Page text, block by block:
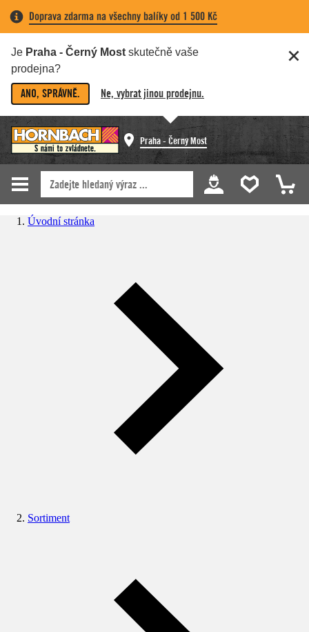
Doprava zdarma na všechny balíky od 1 500 Kč
Je Praha - Černý Most skutečně vaše
prodejna?
ANO, SPRÁVNĚ. Ne, vybrat jinou prodejnu.
Praha - Černý Most
Úvodní stránka
Sortiment